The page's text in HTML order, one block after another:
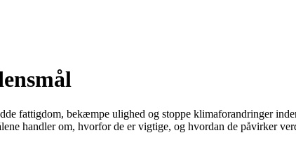
fattigdom, bekæmpe ulighed og stoppe klimaforandringer
handler om, hvorfor de er vigtige, og hvordan de påvirker